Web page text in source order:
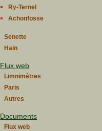
Ry-Ternel
Achonfosse
Senette
Hain
Flux web
Limnimètres
Paris
Autres
Documents
Flux web